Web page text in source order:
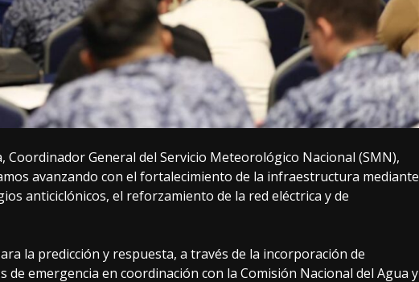
Coordinador General del Servicio Meteorológico Nacional (SMN),
avanzando con el fortalecimiento de la infraestructura mediante
anticiclónicos, el reforzamiento de la red eléctrica y de
la predicción y respuesta, a través de la incorporación de
emergencia en coordinación con la Comisión Nacional del Agua y